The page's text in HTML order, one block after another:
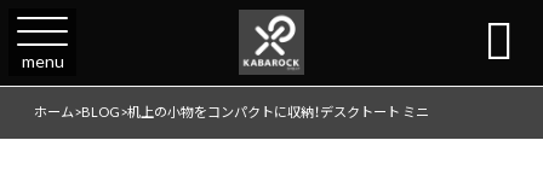
menu 
ホーム>BLOG>机上の小物をコンパクトに収納！デスクトート ミニ